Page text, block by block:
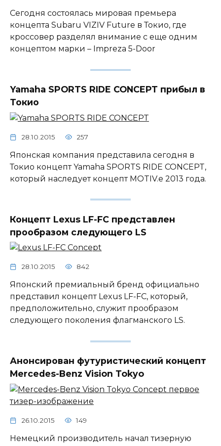
Сегодня состоялась мировая премьера
концепта Subaru VIZIV Future в Токио, где
кроссовер разделял внимание с еще одним
концептом марки – Impreza 5-Door
Yamaha SPORTS RIDE CONCEPT прибыл в
Токио
28.10.2015 257
Японская компания представила сегодня в
Токио концепт Yamaha SPORTS RIDE CONCEPT,
который наследует концепт MOTIV.e 2013 года.
Концепт Lexus LF-FC представлен
прообразом следующего LS
28.10.2015 842
Японский премиальный бренд официально
представил концепт Lexus LF-FC, который,
предположительно, служит прообразом
следующего поколения флагманского LS.
Анонсирован футуристический концепт
Mercedes-Benz Vision Tokyo
26.10.2015 149
Немецкий производитель начал тизерную